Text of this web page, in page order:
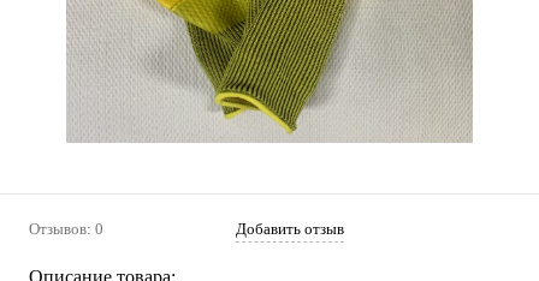
Отзывов: 0 Добавить отзыв
Описание товара: